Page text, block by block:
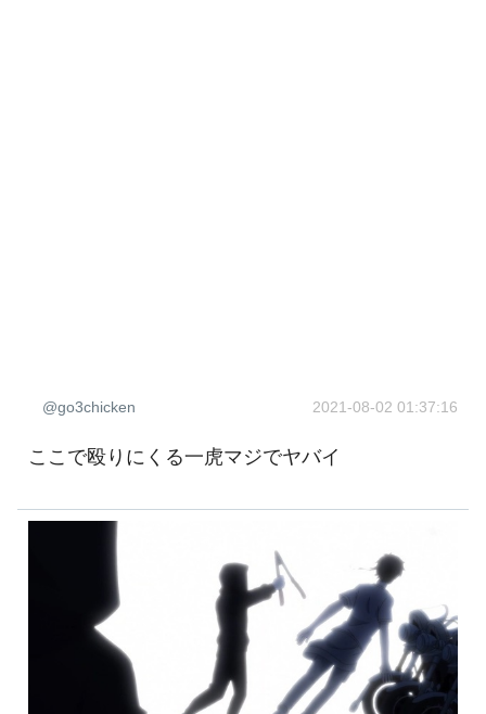
@go3chicken 2021-08-02 01:37:16
ここで殴りにくる一虎マジでヤバイ